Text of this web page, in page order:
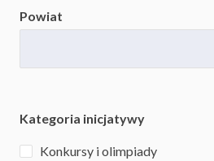
Powiat
Kategoria inicjatywy
Konkursy i olimpiady